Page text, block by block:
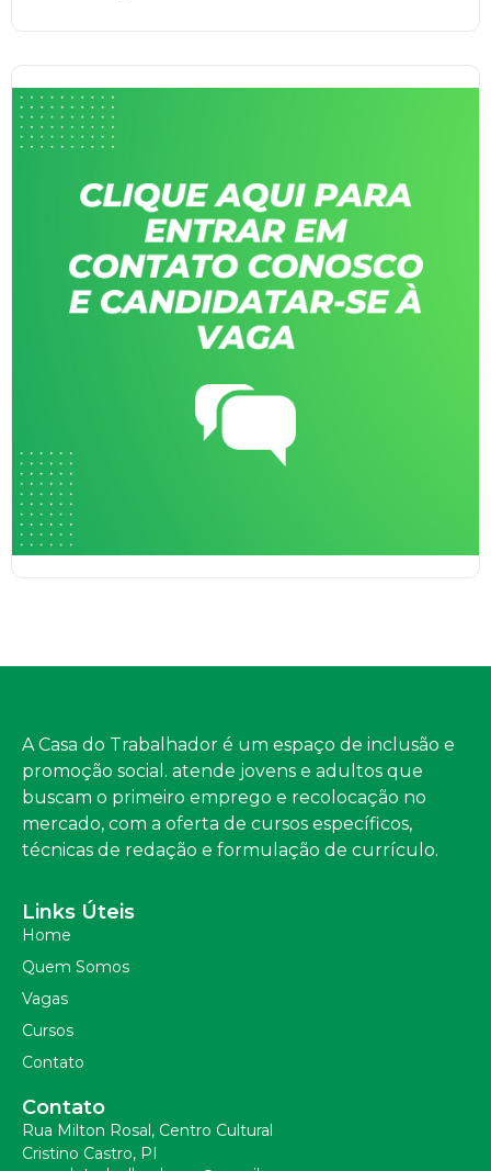
A Casa do Trabalhador é um espaço de inclusão e
promoção social. atende jovens e adultos que
buscam o primeiro emprego e recolocação no
mercado, com a oferta de cursos específicos,
técnicas de redação e formulação de currículo.
Links Úteis
Home
Quem Somos
Vagas
Cursos
Contato
Contato
Rua Milton Rosal, Centro Cultural
Cristino Castro, PI